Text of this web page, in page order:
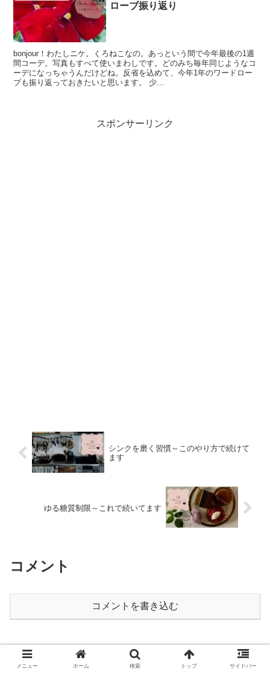
ローブ振り返り
bonjour！わたしニケ。くろねこなの。あっという間で今年最後の1週
間コーデ。写真もすべて使いまわしです。どのみち毎年同じようなコ
ーデになっちゃうんだけどね。反省を込めて、今年1年のワードロー
ブも振り返っておきたいと思います。 少...
スポンサーリンク
シンクを磨く習慣～このやり方で続けて
ます
ゆる糖質制限～これで続いてます
コメント
コメントを書き込む
メニュー ホーム 検索 トップ サイドバー